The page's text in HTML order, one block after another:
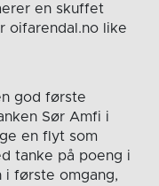
en skuffet
oifarendal.no like
god første
Sør Amfi i
en flyt som
tanke på poeng i
i første omgang,